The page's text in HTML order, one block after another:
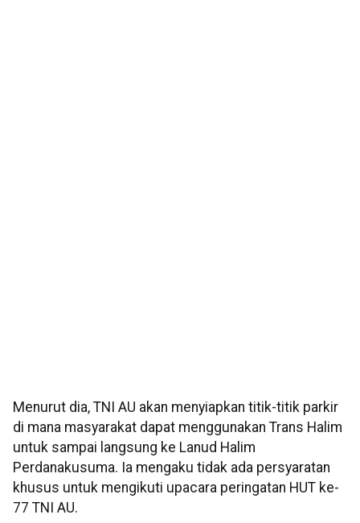
Menurut dia, TNI AU akan menyiapkan titik-titik parkir
di mana masyarakat dapat menggunakan Trans Halim
untuk sampai langsung ke Lanud Halim
Perdanakusuma. Ia mengaku tidak ada persyaratan
khusus untuk mengikuti upacara peringatan HUT ke-
77 TNI AU.